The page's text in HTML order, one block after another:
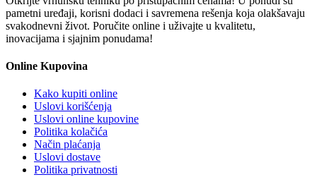
pametni uređaji, korisni dodaci i savremena rešenja koja olakšavaju
svakodnevni život. Poručite online i uživajte u kvalitetu,
inovacijama i sjajnim ponudama!
Online Kupovina
Kako kupiti online
Uslovi korišćenja
Uslovi online kupovine
Politika kolačića
Način plaćanja
Uslovi dostave
Politika privatnosti